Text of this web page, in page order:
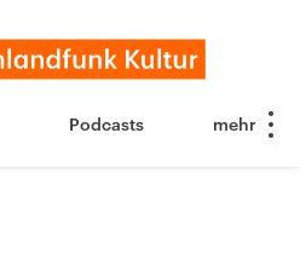
Podcasts